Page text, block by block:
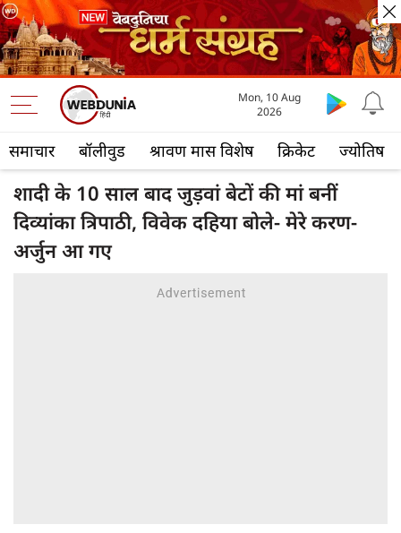
समाचार बॉलीवुड श्रावण मास विशेष क्रिकेट ज्योतिष
Mon, 10 Aug
2026
शादी के 10 साल बाद जुड़वां बेटों की मां बनीं
दिव्यांका त्रिपाठी, विवेक दहिया बोले- मेरे करण-
अर्जुन आ गए